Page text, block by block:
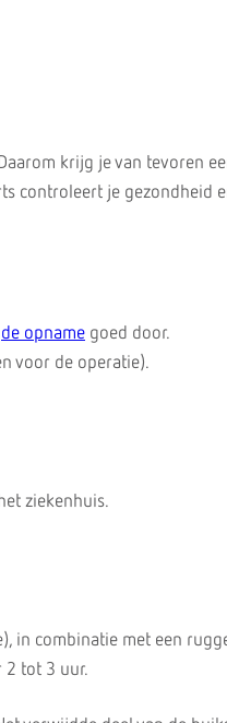
krijg je van tevoren
controleert je gezondheid
de opname goed door.
voor de operatie).
ziekenhuis.
in combinatie met een
2 tot 3 uur.